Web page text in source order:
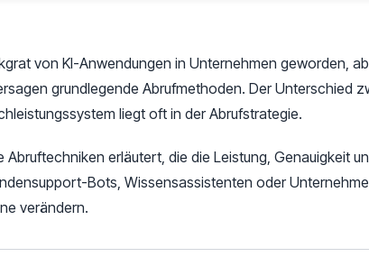
von KI-Anwendungen in Unternehmen geworden,
grundlegende Abrufmethoden. Der Unterschied
liegt oft in der Abrufstrategie.
erläutert, die die Leistung, Genauigkeit
Bots, Wissensassistenten oder
verändern.